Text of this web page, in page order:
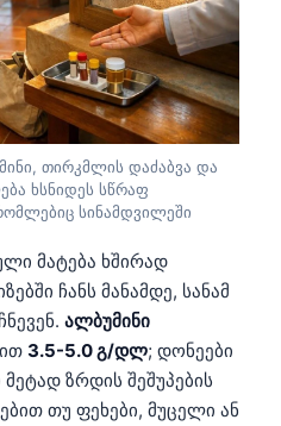
თირკმლის დაძაბვა და
ხსნიდეს სწრაფ
სინამდვილეში
მატება ხშირად
ჩანს მანამდე, სანამ
ალბუმინი
3.5-5.0 გ/დლ; დონეები
ზრდის შეშუპების
თუ ფეხები, მუცელი ან